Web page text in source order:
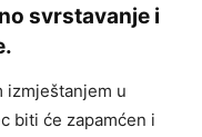
svrstavanje i
izmještanjem u
biti će zapamćen i